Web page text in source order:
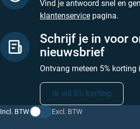
Vind je antwoord snel en
klantenservice pagina.
Schrijf je in voor
nieuwsbrief
Ontvang meteen 5%
Ik wil 5% korting
Incl. BTW Excl. BTW